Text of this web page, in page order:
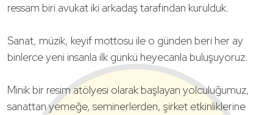
ressam biri avukat iki arkadaş tarafından kurulduk.
Sanat, müzik, keyif mottosu ile o günden beri her ay
binlerce yeni insanla ilk günkü heyecanla buluşuyoruz.
Minik bir resim atölyesi olarak başlayan yolculuğumuz,
sanattan yemeğe, seminerlerden, şirket etkinliklerine